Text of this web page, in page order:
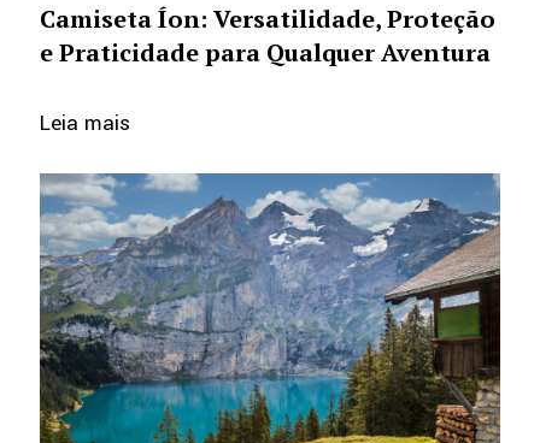
Camiseta Íon: Versatilidade, Proteção
e Praticidade para Qualquer Aventura
Leia mais